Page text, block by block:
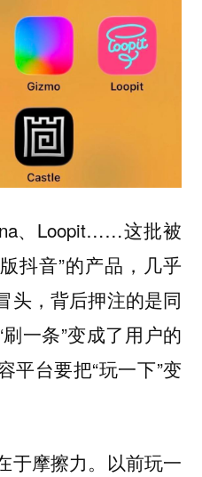
、Loopit……这批被
抖音”的产品，几乎
头，背后押注的是同
一条”变成了用户的
平台要把“玩一下”变
于摩擦力。以前玩一